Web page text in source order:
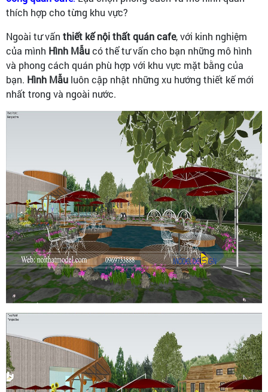
thích hợp cho từng khu vực?
Ngoài tư vấn thiết kế nội thất quán cafe, với kinh nghiệm
của mình Hình Mẫucó thể tư vấn cho bạn những mô hình
và phong cách quán phù hợp với khu vực mặt bằng của
bạn. Hình Mẫu luôn cập nhật những xu hướng thiết kế mới
nhất trong và ngoài nước.